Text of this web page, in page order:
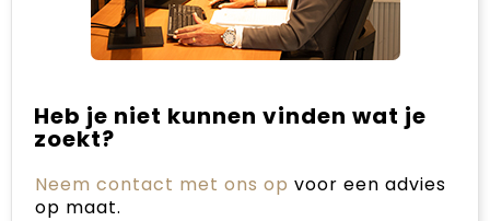
Heb je niet kunnen vinden wat je
zoekt?
Neem contact met ons op voor een advies
op maat.